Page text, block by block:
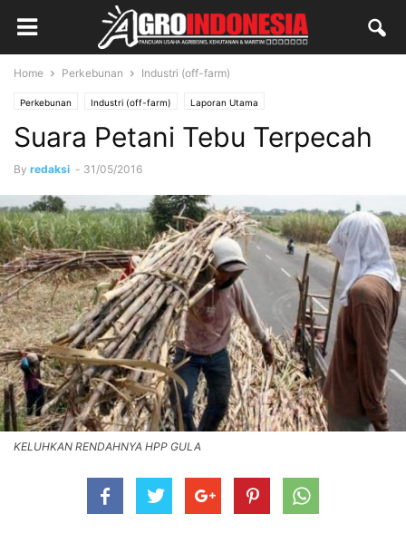
Home Perkebunan Industri (off-farm)
Perkebunan Industri (off-farm) Laporan Utama
Suara Petani Tebu Terpecah
By redaksi - 31/05/2016
KELUHKAN RENDAHNYA HPP GULA